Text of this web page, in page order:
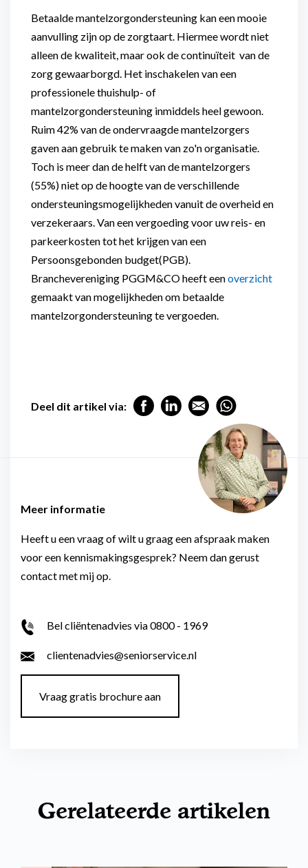
Betaalde mantelzorgondersteuning kan een mooie
aanvulling zijn op de zorgtaart. Hiermee wordt niet
alleen de kwaliteit, maar ook de continuïteit van de
zorg gewaarborgd. Het inschakelen van een
professionele thuishulp- of
mantelzorgondersteuning inmiddels heel gewoon.
Ruim 42% van de ondervraagde mantelzorgers
gaven aan gebruik te maken van zo'n organisatie.
Toch is meer dan de helft van de mantelzorgers
(55%) niet op de hoogte van de verschillende
ondersteuningsmogelijkheden vanuit de overheid en
verzekeraars. Van een vergoeding voor uw reis- en
parkeerkosten tot het krijgen van een
Persoonsgebonden budget(PGB).
Branchevereniging PGGM&CO heeft eenoverzicht
gemaakt van mogelijkheden om betaalde
mantelzorgondersteuning te vergoeden.
Deel dit artikel via:
Meer informatie
Heeft u een vraag of wilt u graag een afspraak maken
voor een kennismakingsgesprek? Neem dan gerust
contact met mij op.
Bel cliëntenadvies via 0800 - 1969
clientenadvies@seniorservice.nl
Vraag gratis brochure aan
Gerelateerde artikelen